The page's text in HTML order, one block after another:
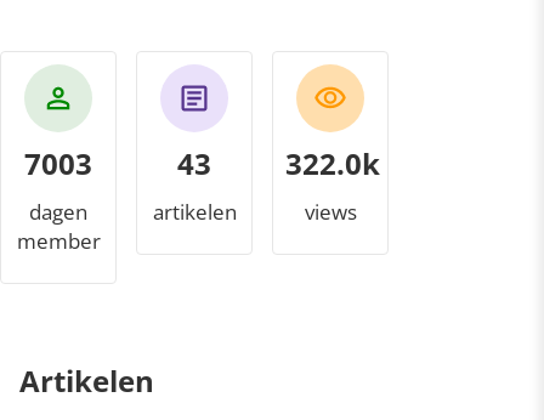
7003
dagen
member
43
artikelen
362.0k
views
Artikelen